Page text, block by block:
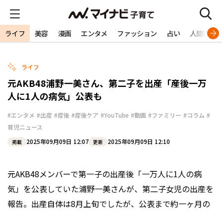
ライフ 美容 漫画 エンタメ ファッション 占い 人間関係
ライフ
元AKB48浦野一美さん、第二子を出産「産後一万
人に1人の病気」公表も
#エンタメ #出産 #産後 #産後ケア #YouTube #動画 #ファミリー #コラム #
育児ニュース
掲載 2025年09月09日 12:07 更新 2025年09月09日 12:10
元AKB48メンバーで第一子の出産後「一万人に1人の病
気」を公表していた浦野一美さんが、第二子女児の出産を
報告。出産自体は8月上旬でしたが、公表まで約一ヶ月の